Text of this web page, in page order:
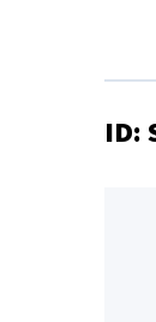
ID: